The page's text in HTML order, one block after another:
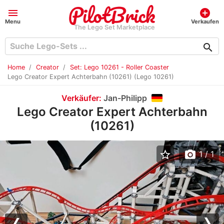
menu
Menu
The Lego Set Marketplace
add_circle
Verkaufen
search
Home Creator
Set: Lego 10261 - Roller Coaster
Lego Creator Expert Achterbahn (10261) (Lego 10261)
Verkäufer: Jan-Philipp
Lego Creator Expert Achterbahn
(10261)
star_border photo_camera 1/ 1